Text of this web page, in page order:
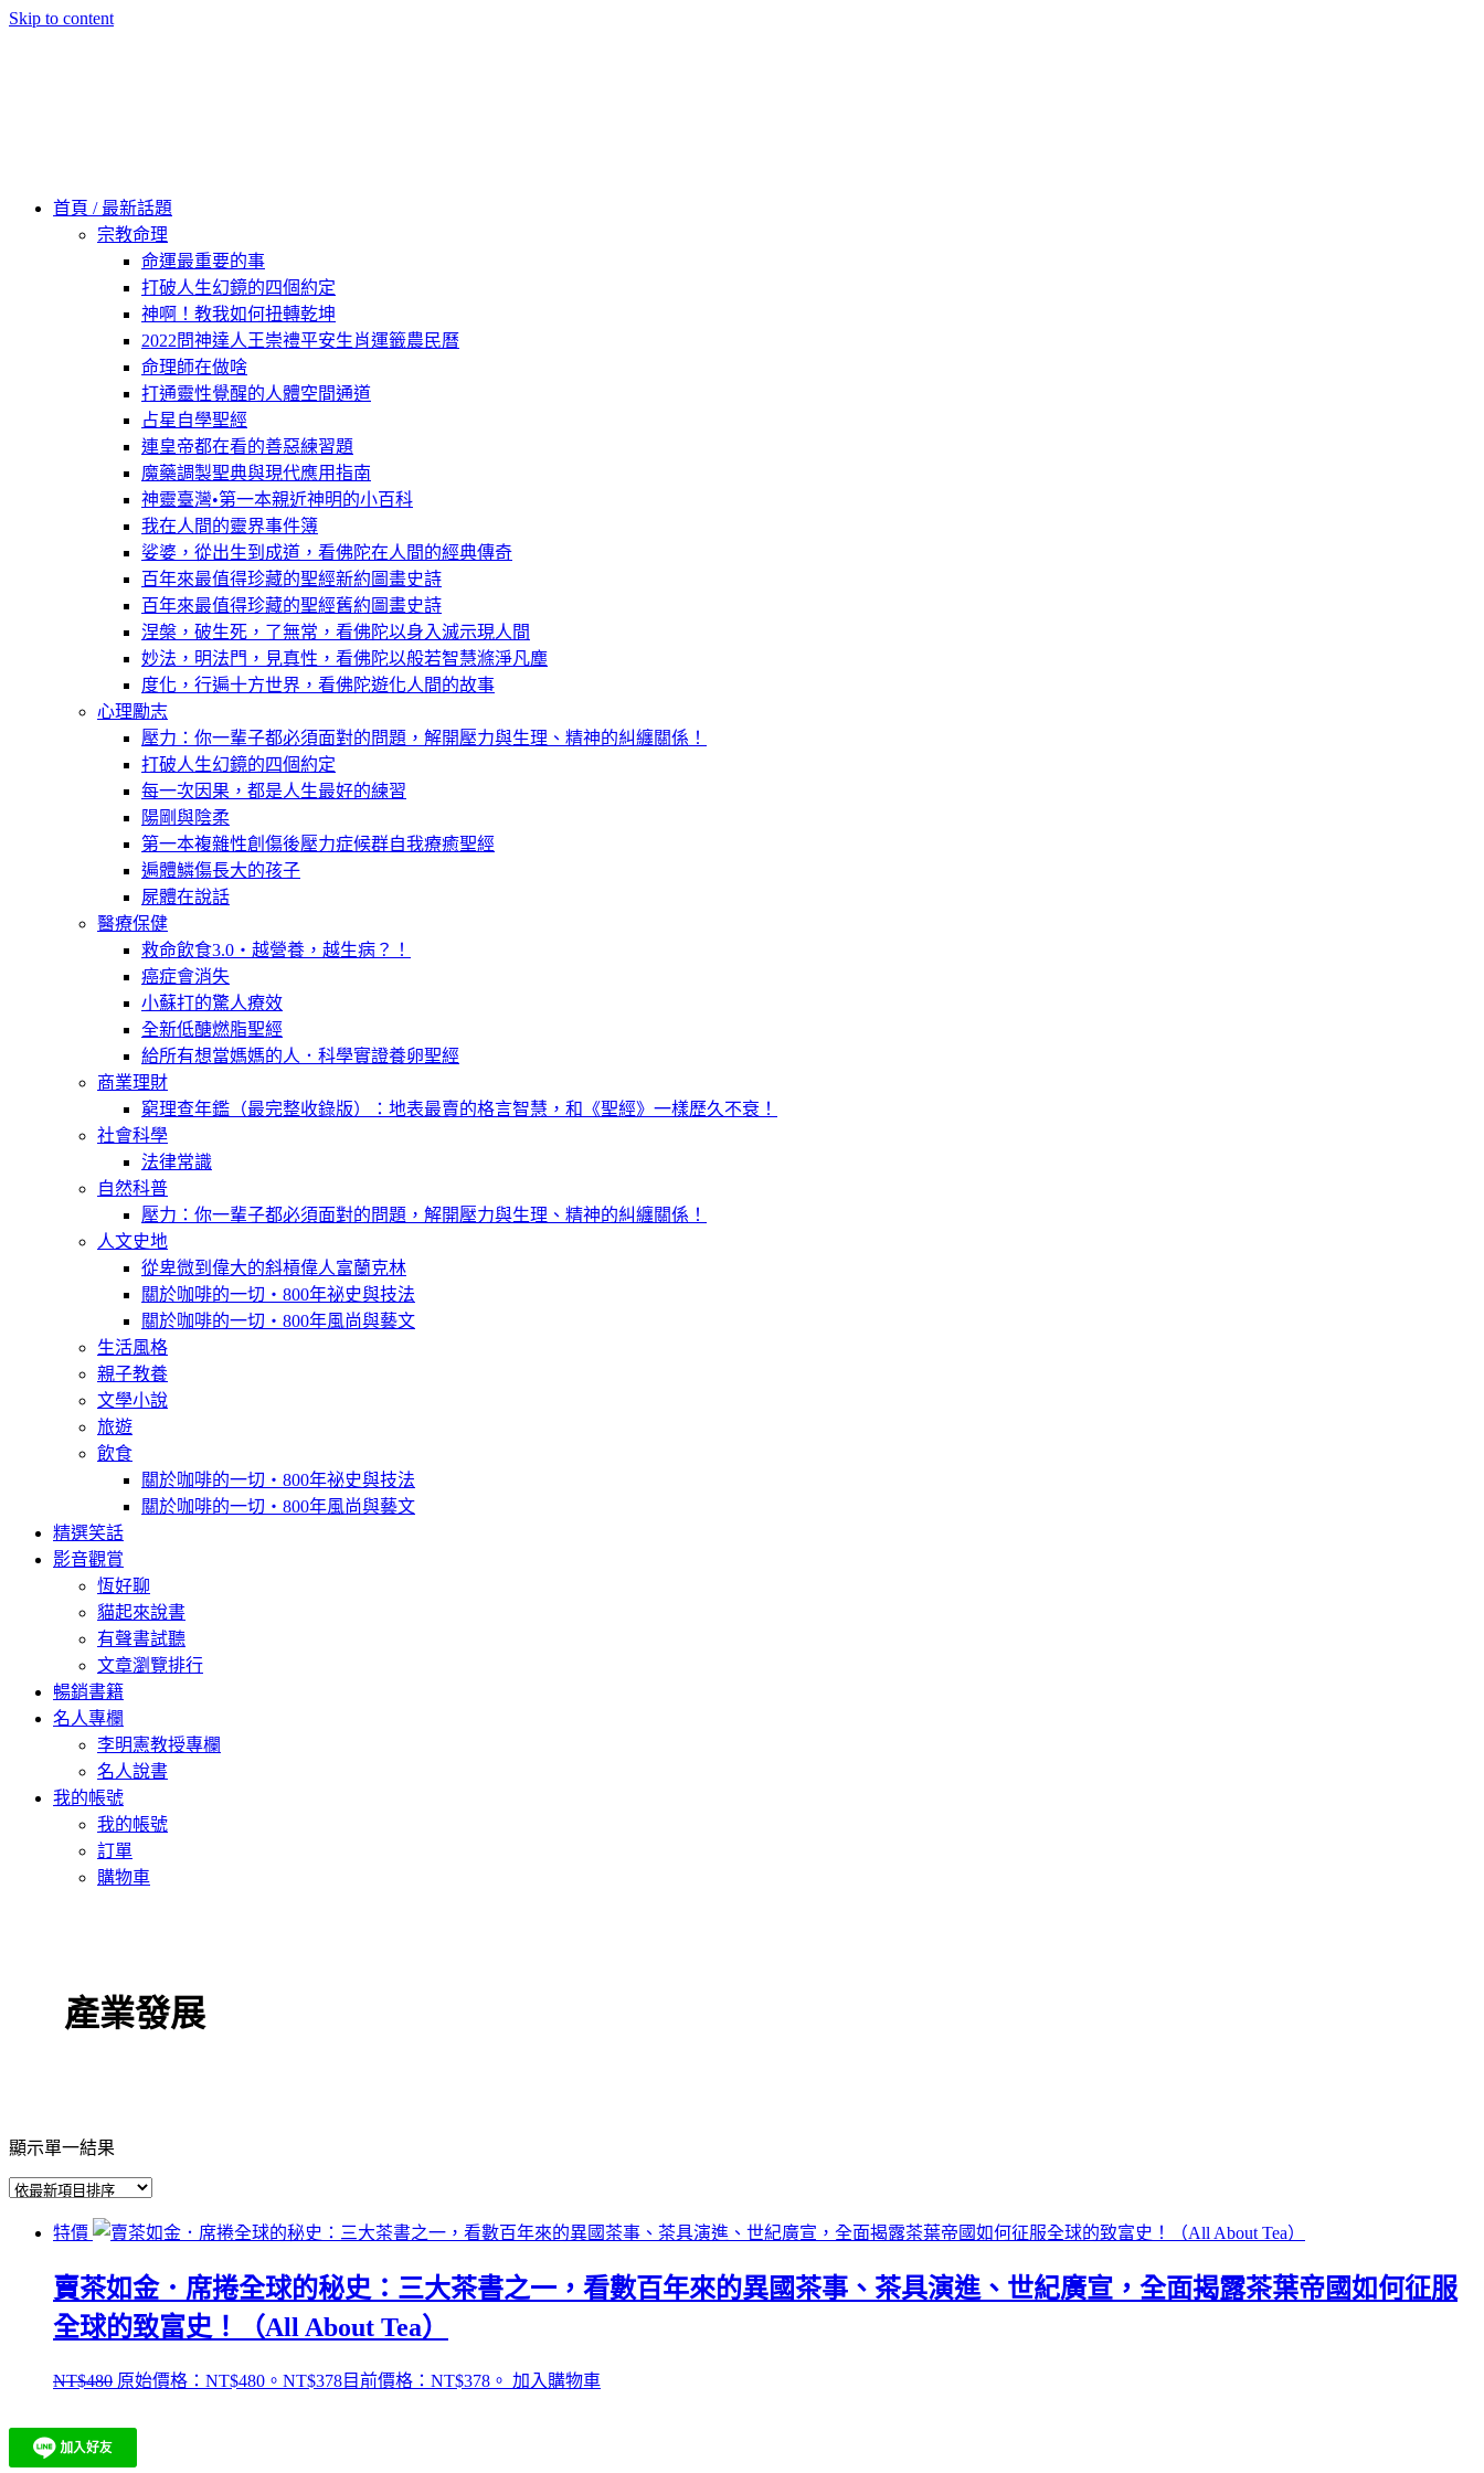
Skip to content
首頁 / 最新話題
宗教命理
命運最重要的事
打破人生幻鏡的四個約定
神啊！教我如何扭轉乾坤
2022問神達人王崇禮平安生肖運籤農民曆
命理師在做啥
打通靈性覺醒的人體空間通道
占星自學聖經
連皇帝都在看的善惡練習題
魔藥調製聖典與現代應用指南
神靈臺灣•第一本親近神明的小百科
我在人間的靈界事件簿
娑婆，從出生到成道，看佛陀在人間的經典傳奇
百年來最值得珍藏的聖經新約圖畫史詩
百年來最值得珍藏的聖經舊約圖畫史詩
涅槃，破生死，了無常，看佛陀以身入滅示現人間
妙法，明法門，見真性，看佛陀以般若智慧滌淨凡塵
度化，行遍十方世界，看佛陀遊化人間的故事
心理勵志
壓力：你一輩子都必須面對的問題，解開壓力與生理、精神的糾纏關係！
打破人生幻鏡的四個約定
每一次因果，都是人生最好的練習
陽剛與陰柔
第一本複雜性創傷後壓力症候群自我療癒聖經
遍體鱗傷長大的孩子
屍體在說話
醫療保健
救命飲食3.0‧越營養，越生病？！
癌症會消失
小蘇打的驚人療效
全新低醣燃脂聖經
給所有想當媽媽的人．科學實證養卵聖經
商業理財
窮理查年鑑（最完整收錄版）：地表最賣的格言智慧，和《聖經》一樣歷久不衰！
社會科學
法律常識
自然科普
壓力：你一輩子都必須面對的問題，解開壓力與生理、精神的糾纏關係！
人文史地
從卑微到偉大的斜槓偉人富蘭克林
關於咖啡的一切‧800年祕史與技法
關於咖啡的一切‧800年風尚與藝文
生活風格
親子教養
文學小說
旅遊
飲食
關於咖啡的一切‧800年祕史與技法
關於咖啡的一切‧800年風尚與藝文
精選笑話
影音觀賞
恆好聊
貓起來說書
有聲書試聽
文章瀏覽排行
暢銷書籍
名人專欄
李明憲教授專欄
名人說書
我的帳號
我的帳號
訂單
購物車
產業發展
顯示單一結果
特價
賣茶如金．席捲全球的秘史：三大茶書之一，看數百年來的異國茶事、茶具演進、世紀廣宣，全面揭露茶葉帝國如何征服
全球的致富史！（All About Tea）
NT$480 原始價格：NT$480。 NT$378目前價格：NT$378。 加入購物車